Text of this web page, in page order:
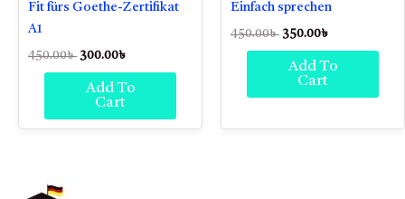
Fit fürs Goethe-Zertifikat
A1
450.00৳ 300.00৳
Add To
Cart
Einfach sprechen
450.00৳ 350.00৳
Add To
Cart